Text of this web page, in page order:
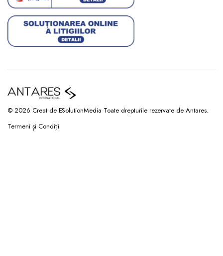
© 2026 Creat de ESolutionMedia Toate drepturile rezervate de Antares.
Termeni și Condiții